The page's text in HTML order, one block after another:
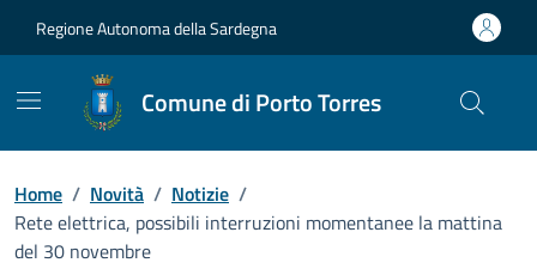
Regione Autonoma della Sardegna
Comune di Porto Torres
Home / Novità / Notizie /
Rete elettrica, possibili interruzioni momentanee la mattina
del 30 novembre